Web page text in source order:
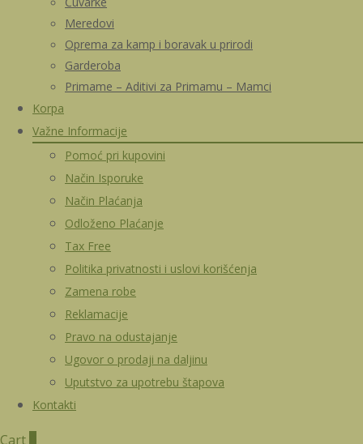
Meredovi
Oprema za kamp i boravak u prirodi
Garderoba
Primame – Aditivi za Primamu – Mamci
Korpa
Važne Informacije
Pomoć pri kupovini
Način Isporuke
Način Plaćanja
Odloženo Plaćanje
Tax Free
Politika privatnosti i uslovi korišćenja
Zamena robe
Reklamacije
Pravo na odustajanje
Ugovor o prodaji na daljinu
Uputstvo za upotrebu štapova
Kontakti
Cart